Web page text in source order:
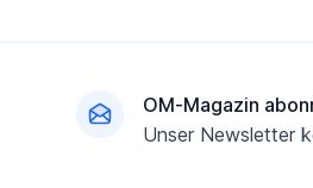
OM-Magazin
Unser Newsletter